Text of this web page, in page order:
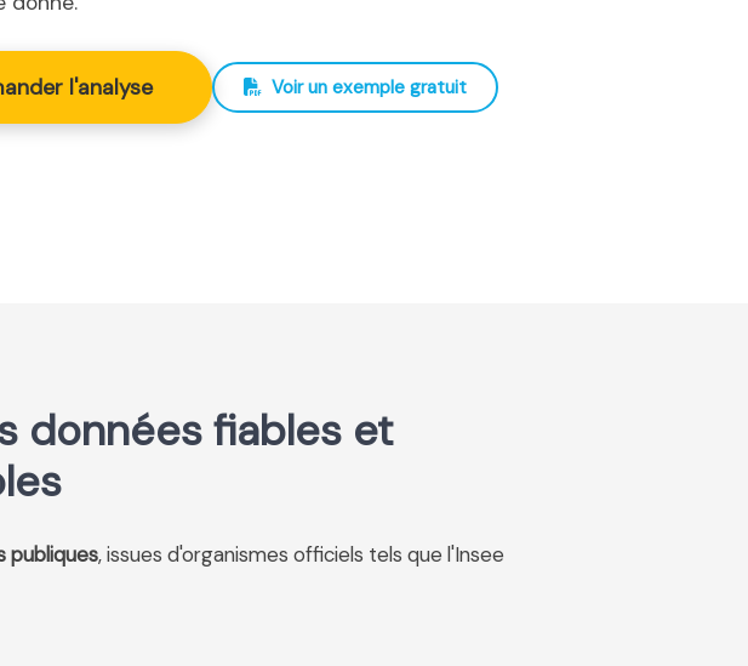
l'analyse Voir un exemple gratuit
données fiables et
publiques, issues d'organismes officiels tels que l'Insee